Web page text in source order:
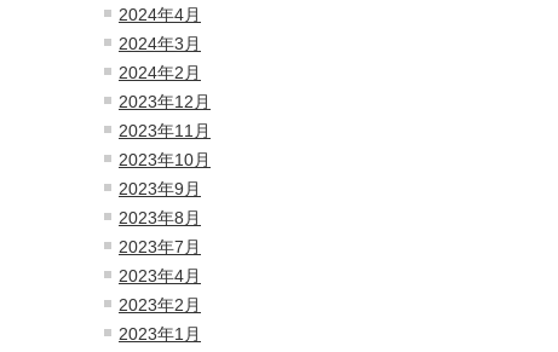
2024年4月
2024年3月
2024年2月
2023年12月
2023年11月
2023年10月
2023年9月
2023年8月
2023年7月
2023年4月
2023年2月
2023年1月